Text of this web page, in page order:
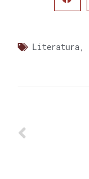
Literatura,